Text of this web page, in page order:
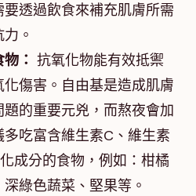
透過飲食來補充肌膚所需
。
： 抗氧化物能有效抵禦
傷害。自由基是造成肌膚
的重要元兇，而熬夜會加
吃富含維生素C、維生素
成分的食物，例如：柑橘
綠色蔬菜、堅果等。